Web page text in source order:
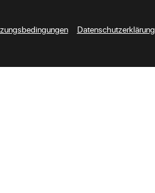
Datenschutzerklärung